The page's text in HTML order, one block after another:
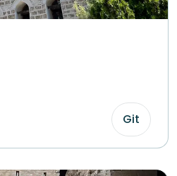
Git